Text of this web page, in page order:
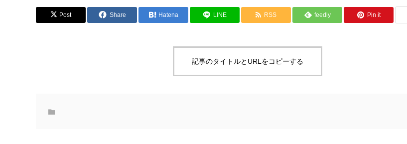
Post Share Hatena LINE RSS feedly Pin it
記事のタイトルとURLをコピーする